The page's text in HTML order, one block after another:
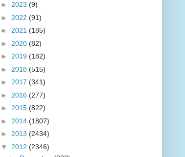
► 2023 (9)
► 2022 (91)
► 2021 (185)
► 2020 (82)
► 2019 (182)
► 2018 (515)
► 2017 (341)
► 2016 (277)
► 2015 (822)
► 2014 (1807)
► 2013 (2434)
▼ 2012 (2346)